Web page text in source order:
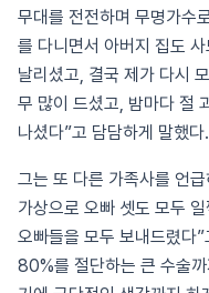
무대를 전전하며 무명가수
를 다니면서 아버지 집도
날리셨고, 결국 제가 다시
무 많이 드셨고, 밤마다 절
나셨다”고 담담하게 말했다.
그는 또 다른 가족사를 언
가상으로 오빠 셋도 모두
오빠들을 모두 보내드렸다
80%를 절단하는 큰 수술까